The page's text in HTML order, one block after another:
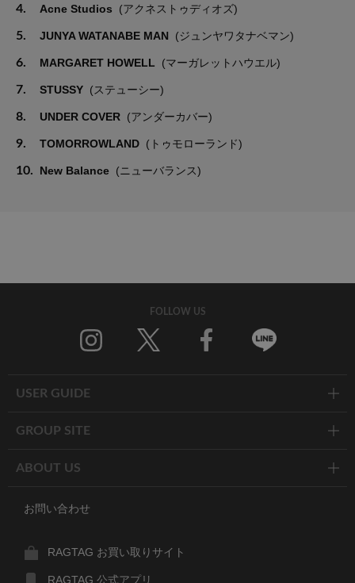
4. Acne Studios (アクネストゥディオズ)
5. JUNYA WATANABE MAN (ジュンヤワタナベマン)
6. MARGARET HOWELL (マーガレットハウエル)
7. STUSSY (ステューシー)
8. UNDER COVER (アンダーカバー)
9. TOMORROWLAND (トゥモローランド)
10. New Balance (ニューバランス)
FOLLOW US
USER GUIDE
GROUP SITE
ABOUT US
お問い合わせ
RAGTAG お買い取りサイト
RAGTAG 公式アプリ